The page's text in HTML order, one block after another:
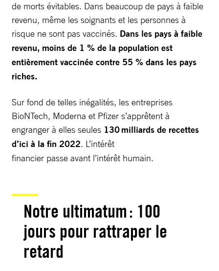
de morts évitables. Dans beaucoup de pays à faible
revenu, même les soignants et les personnes à
risque ne sont pas vaccinés. Dans les pays à faible
revenu, moins de 1 % de la population est
entièrement vaccinée contre 55 % dans les pays
riches.
Sur fond de telles inégalités, les entreprises
BioNTech, Moderna et Pfizer s’apprêtent à
engranger à elles seules 130 milliards de recettes
d’ici à la fin 2022. L’intérêt
financier passe avant l’intérêt humain.
Notre ultimatum : 100
jours pour rattraper le
retard